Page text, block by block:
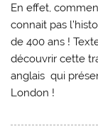
En effet,
connait pas
de 400 ans !
découvrir cette
anglais qui
London !